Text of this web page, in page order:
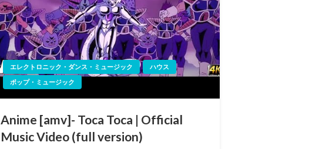
エレクトロニック・ダンス・ミュージック
ハウス
ポップ・ミュージック
Anime [amv]- Toca Toca | Official
Music Video (full version)